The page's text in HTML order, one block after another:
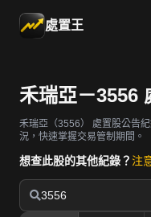
處置王
禾瑞亞－3556
禾瑞亞（3556）
處置股公告
況，快速掌握交易管制期間。
想查此股的其他紀錄？ 注
3556